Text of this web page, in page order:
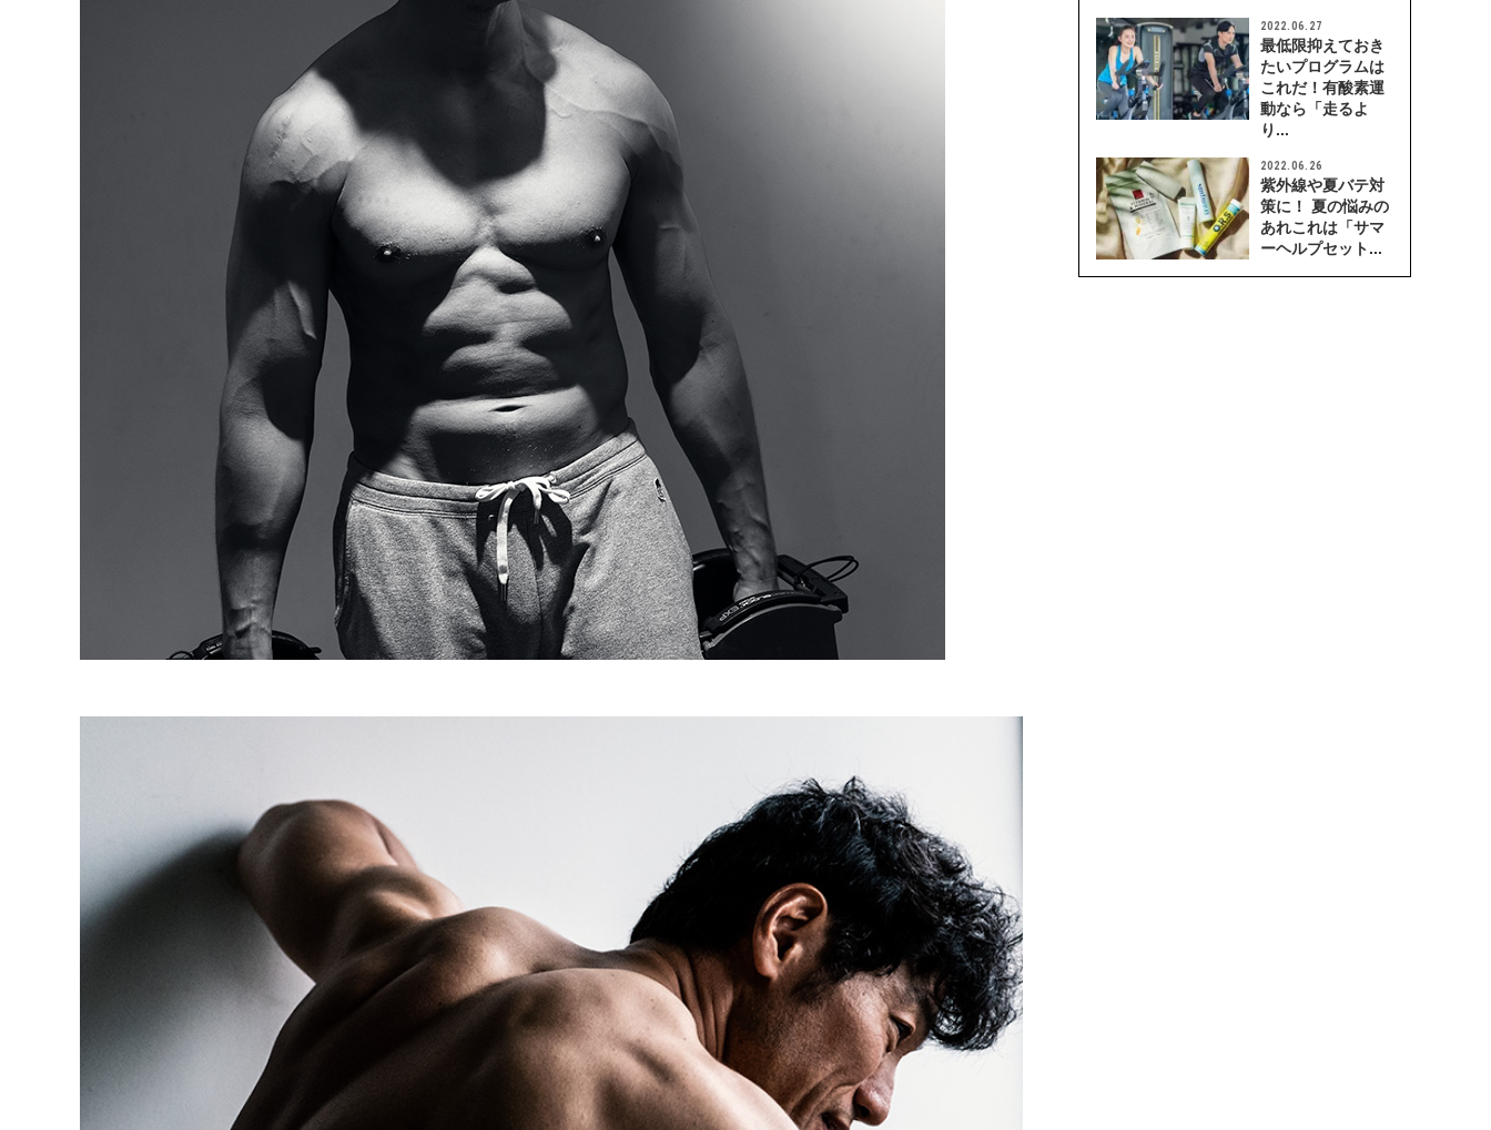
2022.06.27
最低限抑えておき
たいプログラムは
これだ！有酸素運
動なら「走るよ
り...
2022.06.26
紫外線や夏バテ対
策に！ 夏の悩みの
あれこれは「サマ
ーヘルプセット...